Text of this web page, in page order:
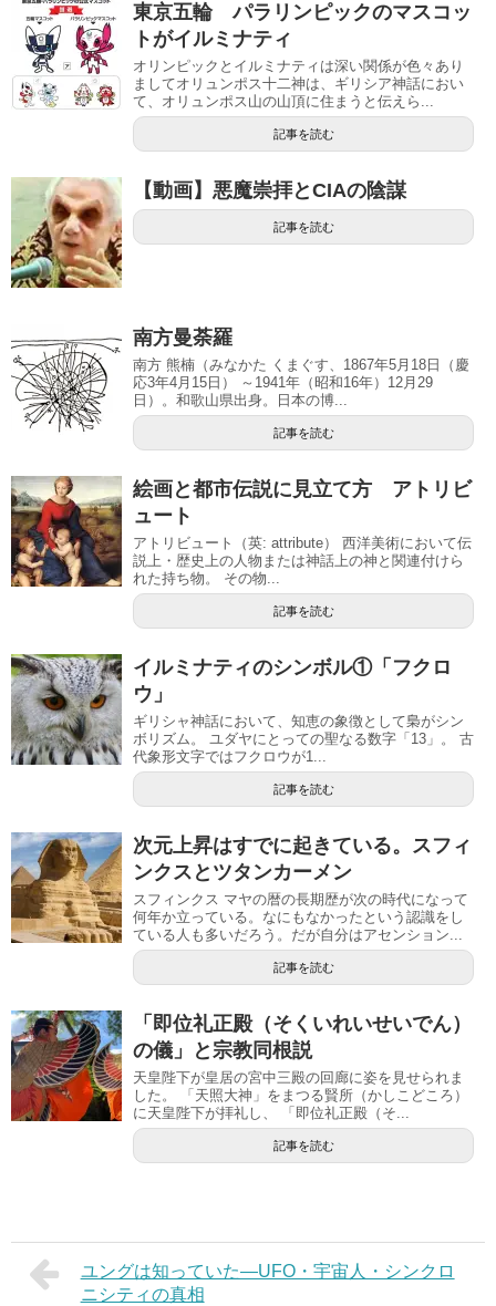
東京五輪 パラリンピックのマスコッ
トがイルミナティ
オリンピックとイルミナティは深い関係が色々あり
ましてオリュンポス十二神は、ギリシア神話におい
て、オリュンポス山の山頂に住まうと伝えら...
記事を読む
【動画】悪魔崇拝とCIAの陰謀
記事を読む
南方曼荼羅
南方 熊楠（みなかた くまぐす、1867年5月18日（慶
応3年4月15日） ～1941年（昭和16年）12月29
日）。和歌山県出身。日本の博...
記事を読む
絵画と都市伝説に見立て方 アトリビ
ュート
アトリビュート（英: attribute） 西洋美術において伝
説上・歴史上の人物または神話上の神と関連付けら
れた持ち物。 その物...
記事を読む
イルミナティのシンボル①「フクロ
ウ」
ギリシャ神話において、知恵の象徴として梟がシン
ボリズム。 ユダヤにとっての聖なる数字「13」。 古
代象形文字ではフクロウが1...
記事を読む
次元上昇はすでに起きている。スフィ
ンクスとツタンカーメン
スフィンクス マヤの暦の長期歴が次の時代になって
何年か立っている。なにもなかったという認識をし
ている人も多いだろう。だが自分はアセンション...
記事を読む
「即位礼正殿（そくいれいせいでん）
の儀」と宗教同根説
天皇陛下が皇居の宮中三殿の回廊に姿を見せられま
した。 「天照大神」をまつる賢所（かしこどころ）
に天皇陛下が拝礼し、 「即位礼正殿（そ...
記事を読む
ユングは知っていた―UFO・宇宙人・シンクロ
ニシティの真相